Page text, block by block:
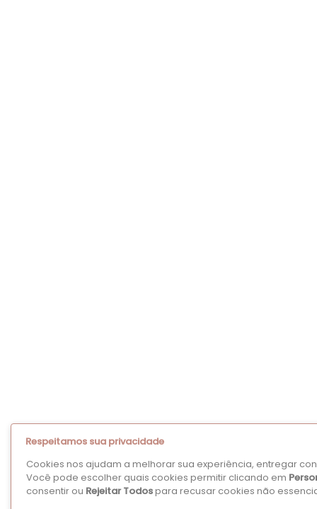
Respeitamos sua privacidade
Cookies nos ajudam a melhorar sua experiência, entregar
Você pode escolher quais cookies permitir clicando em
consentir ou Rejeitar Todospara recusar cookies não